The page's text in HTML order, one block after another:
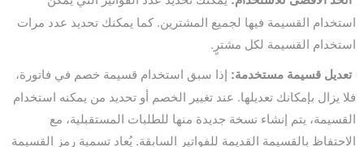
استخدام القسيمة فيها لجميع المشترين. كما يمكنك تحديد عدد مرات
استخدام القسيمة لكل مشترٍ.
تعديل قسيمة مستخدمة: إذا سبق استخدام قسيمة خصم في فاتورة،
فلا يزال بإمكانك تعديلها. عند تغيير الخصم أو تحديد من يمكنه استخدام
القسيمة، يتم إنشاء نسخة جديدة منها للطلبات المستقبلية، مع
الاحتفاظ بالقسيمة القديمة للفواتير السابقة. يُعاد تسمية رمز القسيمة